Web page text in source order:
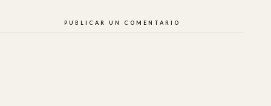
PUBLICAR UN COMENTARIO